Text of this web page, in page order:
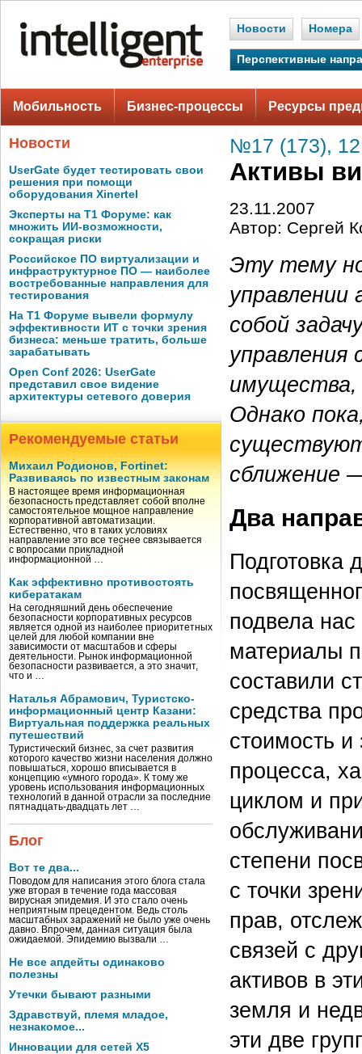
Новости Номера
Перспективные
Мобильность Бизнес-процессы Ресурсы
Новости
UserGate будет тестировать свои
решения при помощи
оборудования Xinertel
Эксперты на Т1 Форуме: как
множить ИИ-возможности,
сокращая риски
Российское ПО виртуализации и
инфраструктурное ПО — наиболее
востребованные направления для
тестирования
На Т1 Форуме вывели формулу
эффективности ИТ с точки зрения
бизнеса: меньше тратить, больше
зарабатывать
Open Conf 2026: UserGate
представил свое видение
архитектуры сетевого доверия
Рекомендуемые статьи
Михаил Родионов, Fortinet:
Развиваясь по известным законам
В настоящее время информационная
безопасность представляет собой вполне
самостоятельное мощное направление
корпоративной автоматизации.
Естественно, что в таких условиях
направление это все теснее связывается
с вопросами прикладной
информационной …
Как эффективно противостоять
кибератакам
На сегодняшний день обеспечение
безопасности корпоративных ресурсов
является одной из наиболее приоритетных
целей для любой компании вне
зависимости от масштабов и сферы
деятельности. Рынок информационной
безопасности развивается, а это значит,
что и …
Наталья Абрамович, Туристско-
информационный центр Казани:
Виртуальная поддержка реальных
путешествий
Туристический бизнес, за счет развития
которого качество жизни населения должно
повышаться, хорошо вписывается в
концепцию «умного города». К тому же
уровень использования информационных
технологий в данной отрасли за последние
пятнадцать-двадцать лет …
Блог
Вот те два...
Поводом для написания этого блога стала
уже вторая в течение года массовая
вирусная эпидемия. И это стало очень
неприятным прецедентом. Ведь столь
масштабных заражений не было уже очень
давно. Впрочем, данная ситуация была
ожидаемой. Эпидемию вызвали …
Не все апдейты одинаково
полезны
Утечки бывают разными
Здравствуй, племя младое,
незнакомое...
Инновации для сетей X5
№17 (173), 12
Активы
23.11.2007
Автор: Сергей
Эту тему
собой
управления
имущества,
Однако
сближение
Два
Подготовка
подвела нас
материалы
составили
средства
стоимость и
процесса,
циклом и
степени
с точки
прав,
связей с
активов в
земля и
эти две